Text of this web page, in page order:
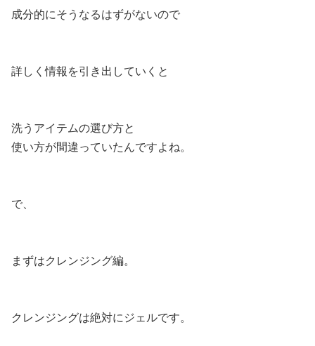
成分的にそうなるはずがないので
詳しく情報を引き出していくと
洗うアイテムの選び方と
使い方が間違っていたんですよね。
で、
まずはクレンジング編。
クレンジングは絶対にジェルです。